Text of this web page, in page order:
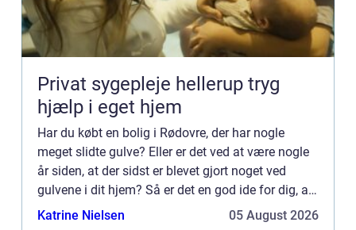
Privat sygepleje hellerup tryg
hjælp i eget hjem
Har du købt en bolig i Rødovre, der har nogle
meget slidte gulve? Eller er det ved at være nogle
år siden, at der sidst er blevet gjort noget ved
gulvene i dit hjem? Så er det en god ide for dig, at
du får en afh...
Katrine Nielsen 05 August 2026